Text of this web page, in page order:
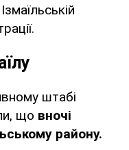
штабі
що вночі
району.